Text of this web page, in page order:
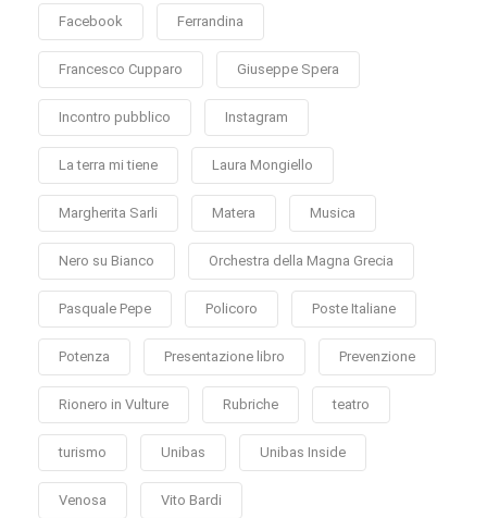
Facebook Ferrandina
Francesco Cupparo Giuseppe Spera
Incontro pubblico Instagram
La terra mi tiene Laura Mongiello
Margherita Sarli Matera Musica
Nero su Bianco Orchestra della Magna Grecia
Pasquale Pepe Policoro Poste Italiane
Potenza Presentazione libro Prevenzione
Rionero in Vulture Rubriche teatro
turismo Unibas Unibas Inside
Venosa Vito Bardi